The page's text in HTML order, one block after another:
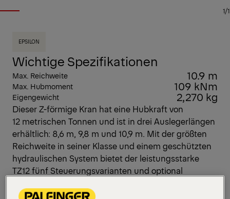
1/1
EPSILON
Wichtige Spezifikationen
Max. Reichweite 10.9 m
Max. Hubmoment 109 kNm
Eigengewicht 2,270 kg
Dieser Z-förmige Kran hat eine Hubkraft von
12 metrischen Tonnen und ist in drei Auslegerlängen
erhältlich: 8,6 m, 9,8 m und 10,9 m. Mit der größten
Reichweite in seiner Klasse und einem geschützten
hydraulischen System bietet der leistungsstarke
TZ12 fünf Steuerungsvarianten und optional
*Je nach gewählter Variante und Ausrüstung.